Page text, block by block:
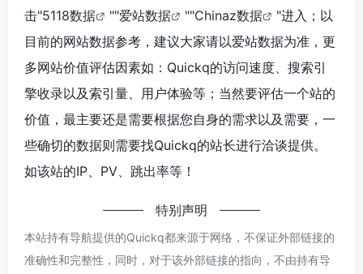
击"5118数据 ""爱站数据 ""Chinaz数据
"进入；以
目前的网站数据参考，建议大家请以爱站数据为准，更
多网站价值评估因素如：Quickq的访问速度、搜索引
擎收录以及索引量、用户体验等；当然要评估一个站的
价值，最主要还是需要根据您自身的需求以及需要，一
些确切的数据则需要找Quickq的站长进行洽谈提供。
如该站的IP、PV、跳出率等！
特别声明
本站持有导航提供的Quickq都来源于网络，不保证外部链接的
准确性和完整性，同时，对于该外部链接的指向，不由持有导